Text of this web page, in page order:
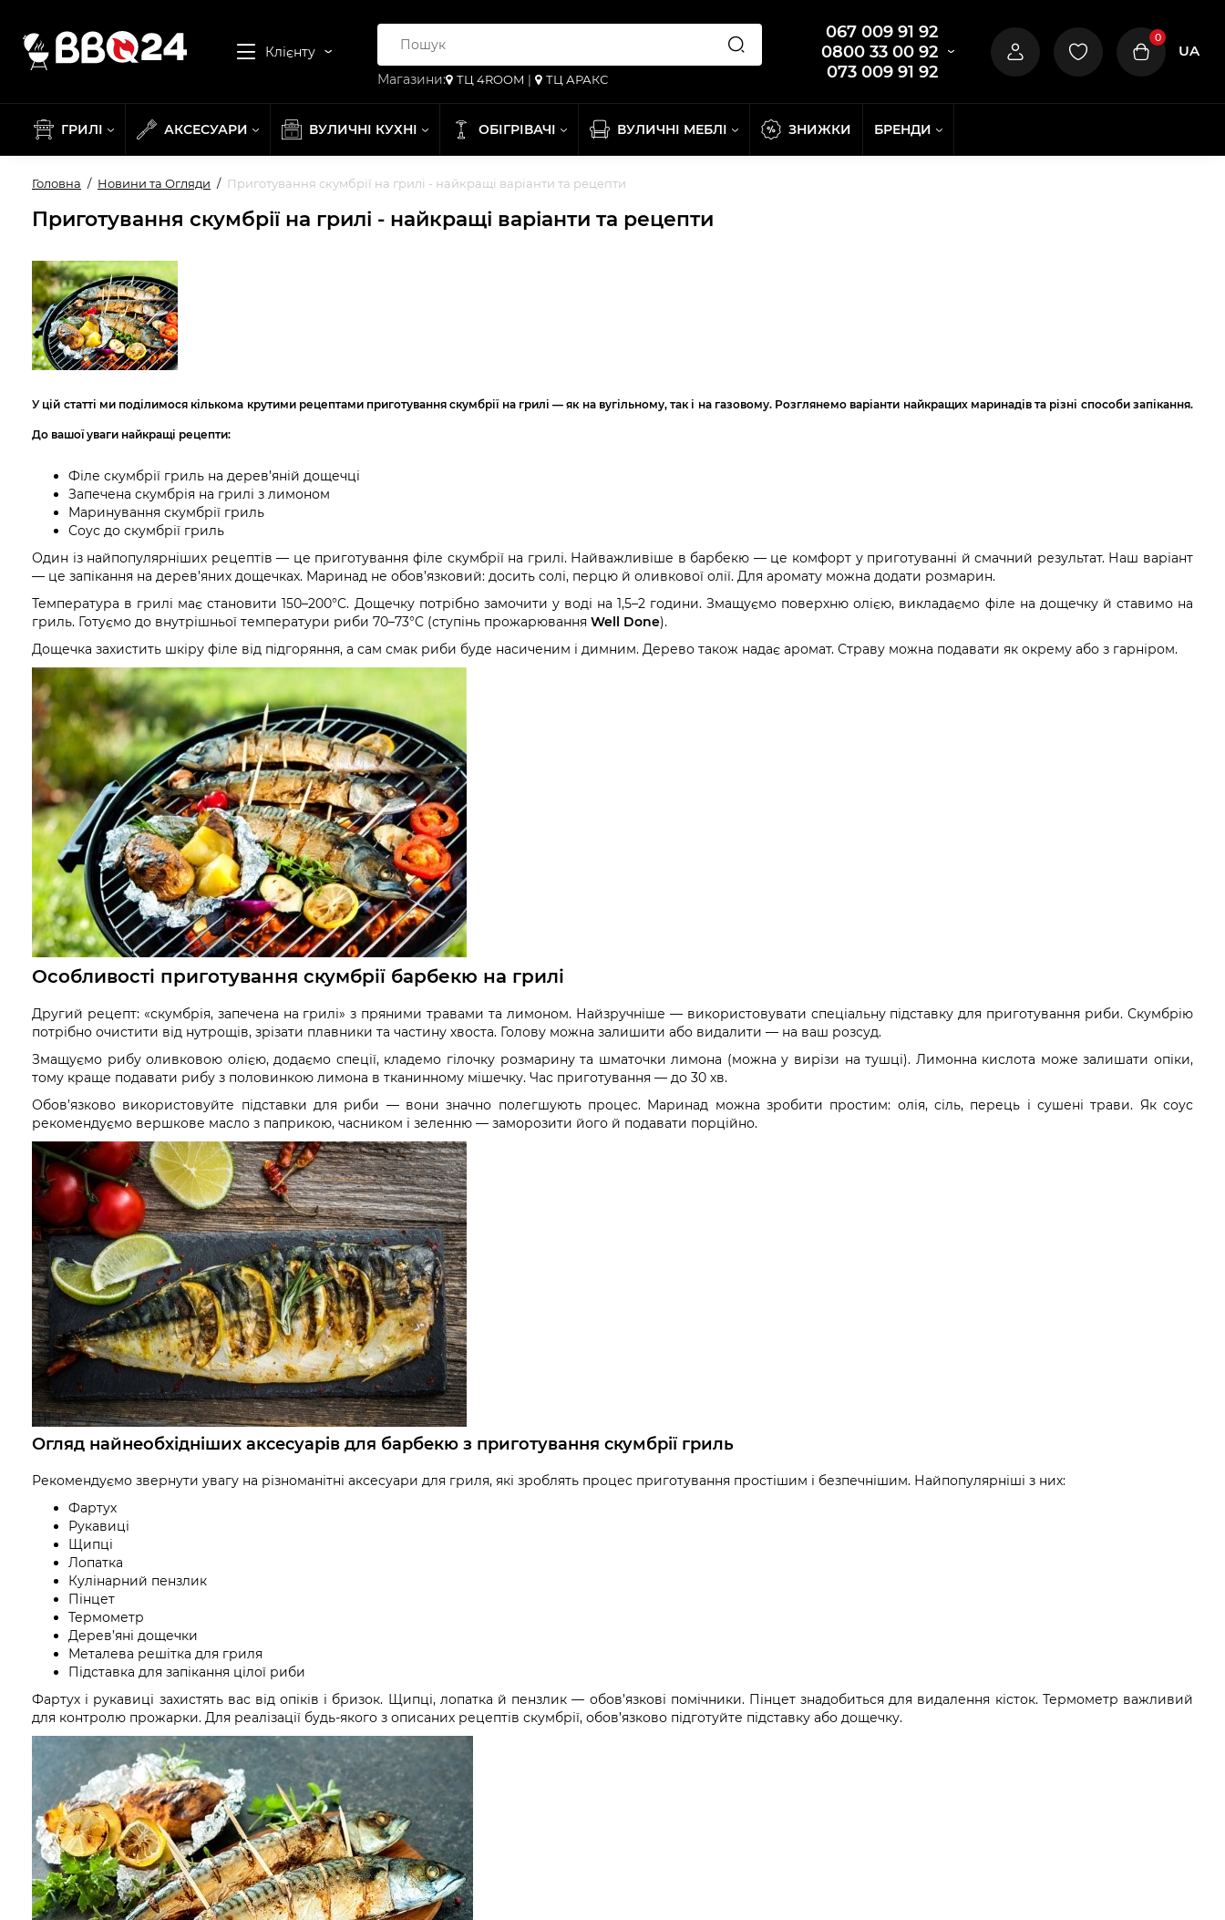
Клієнту
067 009 91 92
0800 33 00 92
073 009 91 92
Магазини: ТЦ 4ROOM | ТЦ АРАКС
0
UA
ГРИЛІ АКСЕСУАРИ ВУЛИЧНІ КУХНІ ОБІГРІВАЧІ ВУЛИЧНІ МЕБЛІ ЗНИЖКИ БРЕНДИ
Головна Новини та Огляди Приготування скумбрії на грилі - найкращі варіанти та рецепти
Приготування скумбрії на грилі - найкращі варіанти та рецепти
У цій статті ми поділимося кількома крутими рецептами приготування скумбрії на грилі — як на вугільному, так і на газовому. Розглянемо варіанти найкращих маринадів та різні способи запікання.
До вашої уваги найкращі рецепти:
Філе скумбрії гриль на дерев’яній дощечці
Запечена скумбрія на грилі з лимоном
Маринування скумбрії гриль
Соус до скумбрії гриль
Один із найпопулярніших рецептів — це приготування філе скумбрії на грилі. Найважливіше в барбекю — це комфорт у приготуванні й смачний результат. Наш варіант
— це запікання на дерев’яних дощечках. Маринад не обов’язковий: досить солі, перцю й оливкової олії. Для аромату можна додати розмарин.
Температура в грилі має становити 150–200°C. Дощечку потрібно замочити у воді на 1,5–2 години. Змащуємо поверхню олією, викладаємо філе на дощечку й ставимо на
гриль. Готуємо до внутрішньої температури риби 70–73°C (ступінь прожарювання Well Done).
Дощечка захистить шкіру філе від підгоряння, а сам смак риби буде насиченим і димним. Дерево також надає аромат. Страву можна подавати як окрему або з гарніром.
Особливості приготування скумбрії барбекю на грилі
Другий рецепт: «скумбрія, запечена на грилі» з пряними травами та лимоном. Найзручніше — використовувати спеціальну підставку для приготування риби. Скумбрію
потрібно очистити від нутрощів, зрізати плавники та частину хвоста. Голову можна залишити або видалити — на ваш розсуд.
Змащуємо рибу оливковою олією, додаємо спеції, кладемо гілочку розмарину та шматочки лимона (можна у вирізи на тушці). Лимонна кислота може залишати опіки,
тому краще подавати рибу з половинкою лимона в тканинному мішечку. Час приготування — до 30 хв.
Обов’язково використовуйте підставки для риби — вони значно полегшують процес. Маринад можна зробити простим: олія, сіль, перець і сушені трави. Як соус
рекомендуємо вершкове масло з паприкою, часником і зеленню — заморозити його й подавати порційно.
Огляд найнеобхідніших аксесуарів для барбекю з приготування скумбрії гриль
Рекомендуємо звернути увагу на різноманітні аксесуари для гриля, які зроблять процес приготування простішим і безпечнішим. Найпопулярніші з них:
Фартух
Рукавиці
Щипці
Лопатка
Кулінарний пензлик
Пінцет
Термометр
Дерев’яні дощечки
Металева решітка для гриля
Підставка для запікання цілої риби
Фартух і рукавиці захистять вас від опіків і бризок. Щипці, лопатка й пензлик — обов’язкові помічники. Пінцет знадобиться для видалення кісток. Термометр важливий
для контролю прожарки. Для реалізації будь-якого з описаних рецептів скумбрії, обов’язково підготуйте підставку або дощечку.